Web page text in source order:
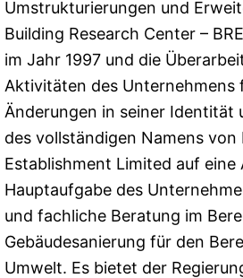
Umstrukturierungen und
Building Research Center –
im Jahr 1997 und die
Aktivitäten des Unternehmens
Änderungen in seiner Identität
des vollständigen Namens von
Establishment Limited auf eine
Hauptaufgabe des
und fachliche Beratung im
Gebäudesanierung für den
Umwelt. Es bietet der